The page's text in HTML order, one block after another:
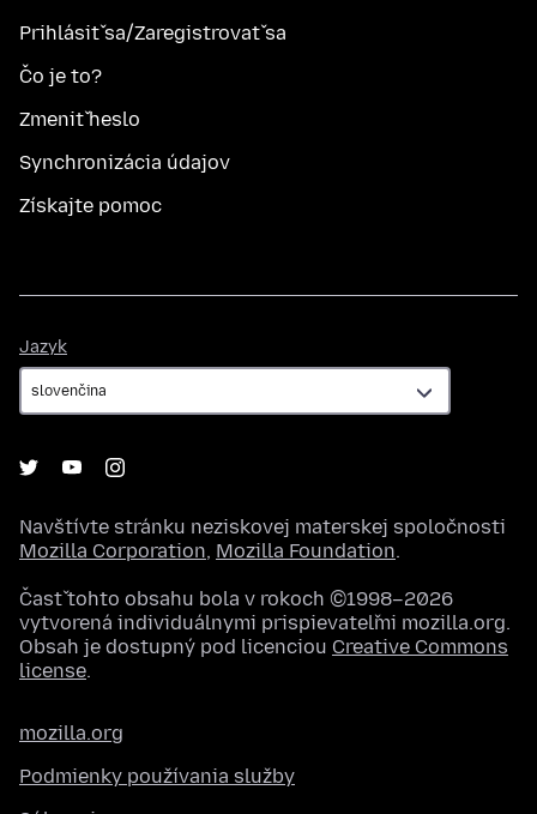
Prihlásiť sa/Zaregistrovať sa
Čo je to?
Zmeniť heslo
Synchronizácia údajov
Získajte pomoc
Jazyk
Navštívte stránku neziskovej materskej spoločnosti
Mozilla Corporation, Mozilla Foundation.
Časť tohto obsahu bola v rokoch ©1998–2026
vytvorená individuálnymi prispievateľmi mozilla.org.
Obsah je dostupný pod licenciou Creative Commons
license.
mozilla.org
Podmienky používania služby